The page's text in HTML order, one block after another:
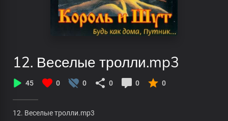
12. Веселые тролли.mp3
45 0 0 0 0 0
12. Веселые тролли.mp3